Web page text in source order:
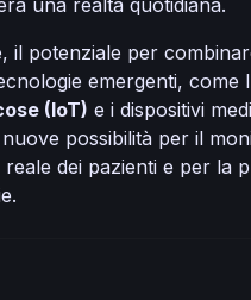
il potenziale per
emergenti, come
(IoT) e i dispositivi
possibilità per il
reale dei pazienti e per la